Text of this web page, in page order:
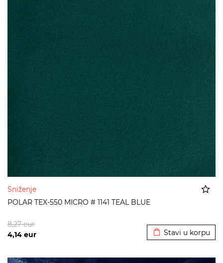
Sniženje
POLAR TEX-550 MICRO # 1141 TEAL BLUE
4,14 eur
8,27eur
Stavi u korpu